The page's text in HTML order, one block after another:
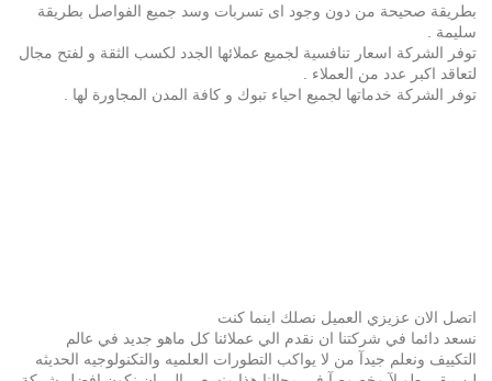
بطريقة صحيحة من دون وجود اى تسربات وسد جميع الفواصل بطريقة
سليمة .
توفر الشركة اسعار تنافسية لجميع عملائها الجدد لكسب الثقة و لفتح مجال
لتعاقد اكبر عدد من العملاء .
توفر الشركة خدماتها لجميع احياء تبوك و كافة المدن المجاورة لها .
اتصل الان عزيزي العميل نصلك اينما كنت
نسعد دائما في شركتنا ان نقدم الي عملائنا كل ماهو جديد في عالم
التكييف ونعلم جيدآ من لا يواكب التطورات العلميه والتكنولوجيه الحديثه